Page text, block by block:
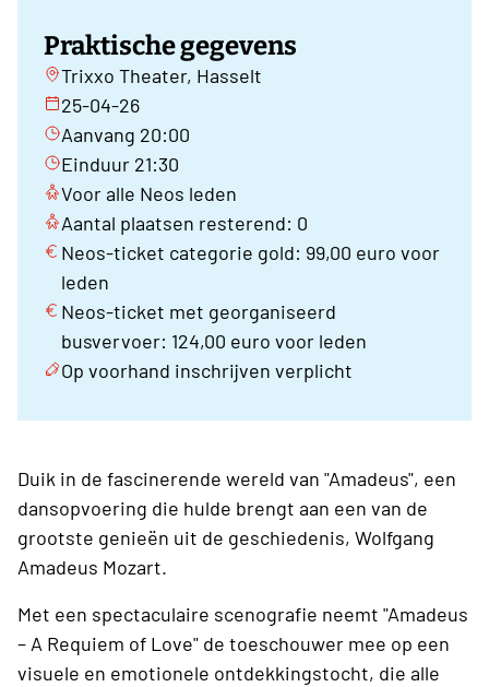
Praktische gegevens
Trixxo Theater, Hasselt
25-04-26
Aanvang 20:00
Einduur 21:30
Voor alle Neos leden
Aantal plaatsen resterend: 0
Neos-ticket categorie gold: 99,00 euro voor
leden
Neos-ticket met georganiseerd
busvervoer: 124,00 euro voor leden
Op voorhand inschrijven verplicht
Duik in de fascinerende wereld van "Amadeus", een
dansopvoering die hulde brengt aan een van de
grootste genieën uit de geschiedenis, Wolfgang
Amadeus Mozart.
Met een spectaculaire scenografie neemt "Amadeus
– A Requiem of Love" de toeschouwer mee op een
visuele en emotionele ontdekkingstocht, die alle